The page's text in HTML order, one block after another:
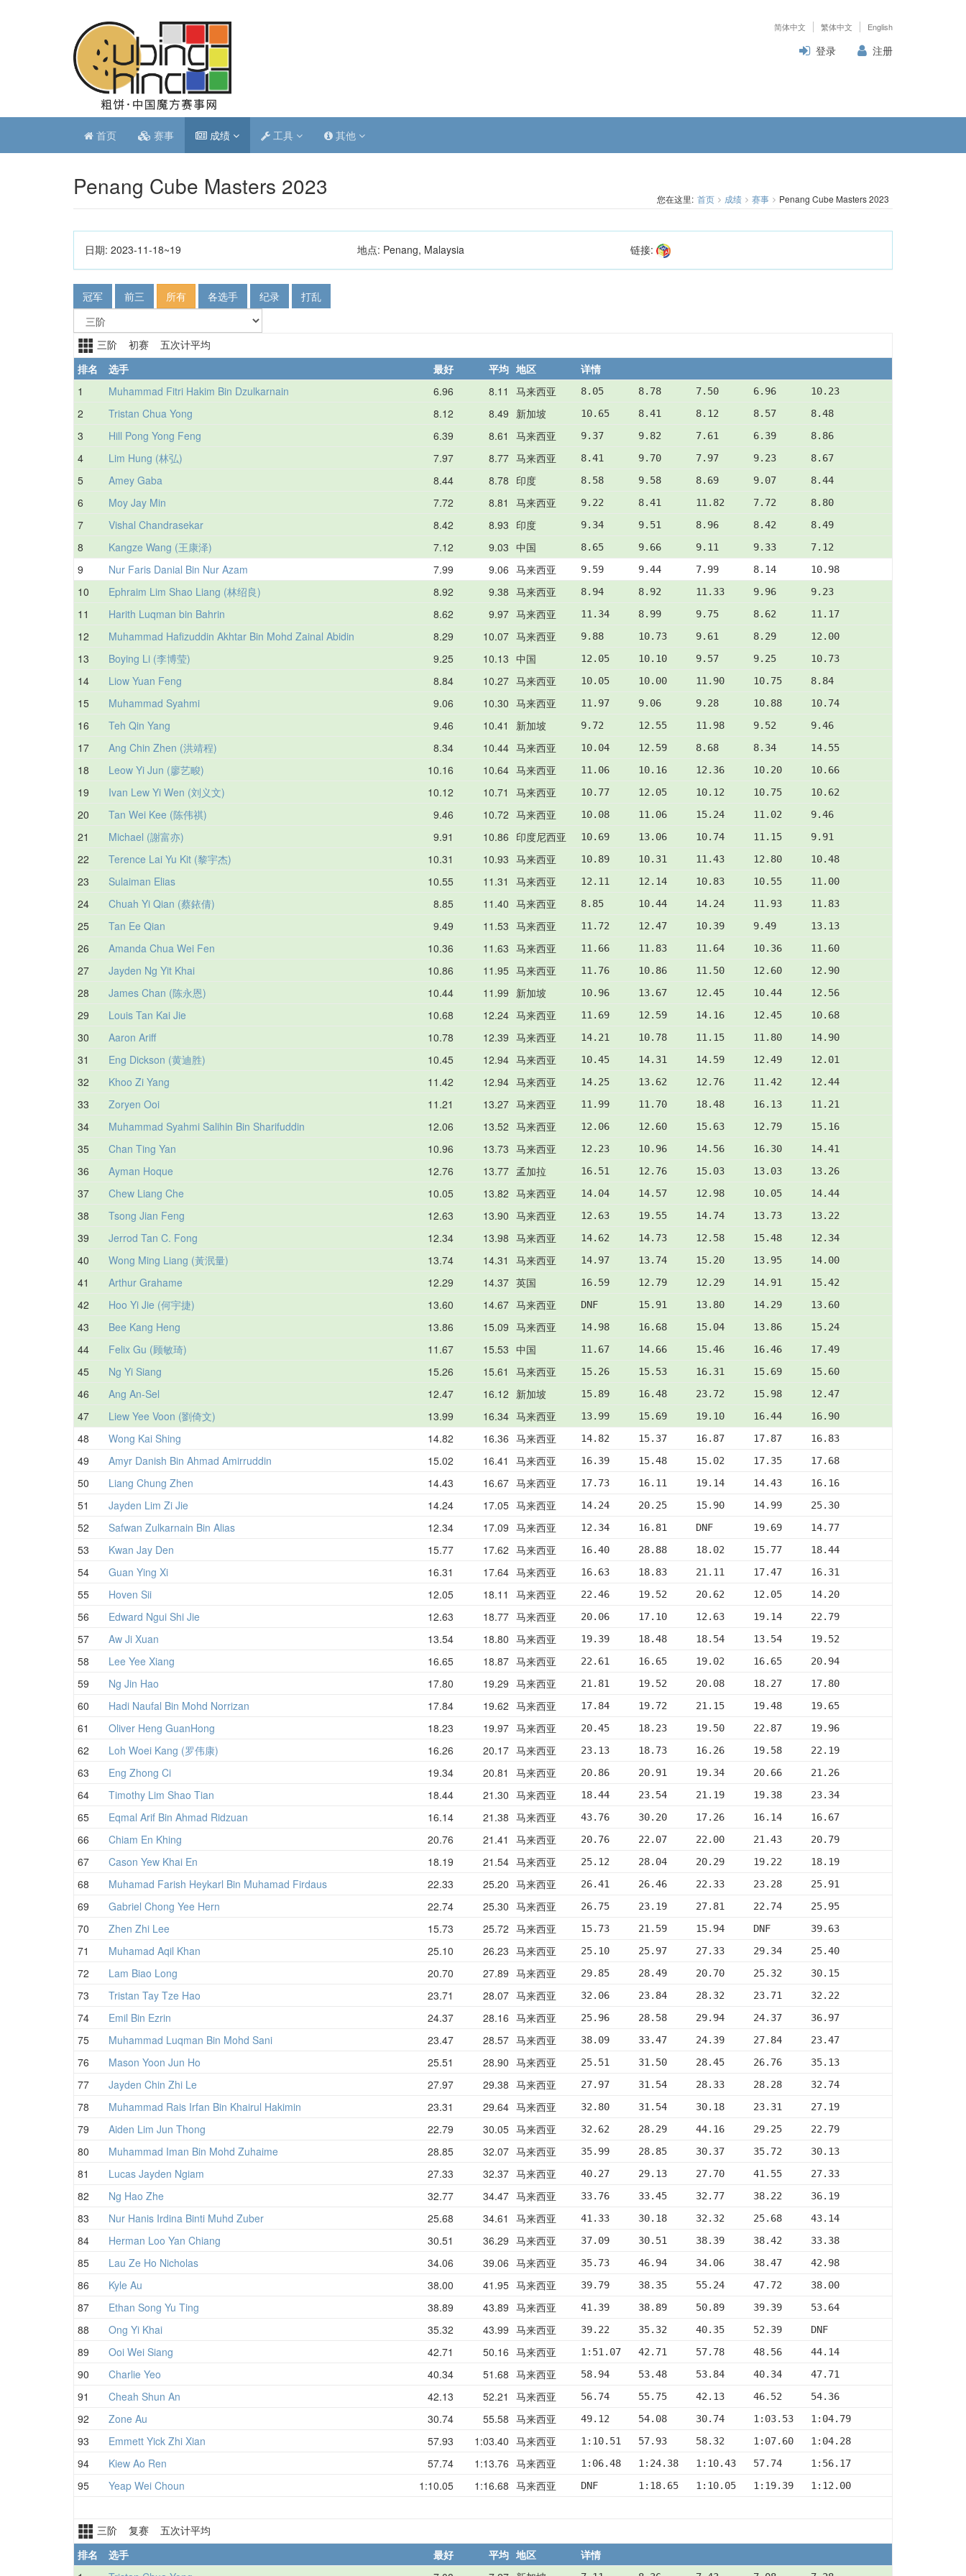
简体中文 繁体中文 English
登录 注册
首页 赛事 成绩 工具 其他
Penang Cube Masters 2023 您在这里: 首页 成绩 赛事 Penang Cube Masters 2023
日期: 2023-11-18~19 地点: Penang, Malaysia 链接:
冠军 前三 所有 各选手 纪录 打乱
三阶 初赛 五次计平均
排名
选手 最好 平均 地区
详情
1
Muhammad Fitri Hakim Bin Dzulkarnain 6.96 8.11 马来西亚 8.05      8.78      7.50      6.96      10.23
2 Tristan Chua Yong 8.12 8.49 新加坡 10.65     8.41      8.12      8.57      8.48
3 Hill Pong Yong Feng 6.39 8.61 马来西亚 9.37      9.82      7.61      6.39      8.86
4 Lim Hung (林弘) 7.97 8.77 马来西亚 8.41      9.70      7.97      9.23      8.67
5 Amey Gaba 8.44 8.78 印度 8.58      9.58      8.69      9.07      8.44
6 Moy Jay Min 7.72 8.81 马来西亚 9.22      8.41      11.82     7.72      8.80
7 Vishal Chandrasekar 8.42 8.93 印度 9.34      9.51      8.96      8.42      8.49
8 Kangze Wang (王康泽) 7.12 9.03 中国 8.65      9.66      9.11      9.33      7.12
9 Nur Faris Danial Bin Nur Azam 7.99 9.06 马来西亚 9.59      9.44      7.99      8.14      10.98
10 Ephraim Lim Shao Liang (林绍良) 8.92 9.38 马来西亚 8.94      8.92      11.33     9.96      9.23
11 Harith Luqman bin Bahrin 8.62 9.97 马来西亚 11.34     8.99      9.75      8.62      11.17
12 Muhammad Hafizuddin Akhtar Bin Mohd Zainal Abidin 8.29 10.07 马来西亚 9.88      10.73     9.61      8.29      12.00
13 Boying Li (李博莹) 9.25 10.13 中国 12.05     10.10     9.57      9.25      10.73
14 Liow Yuan Feng 8.84 10.27 马来西亚 10.05     10.00     11.90     10.75     8.84
15 Muhammad Syahmi 9.06 10.30 马来西亚 11.97     9.06      9.28      10.88     10.74
16 Teh Qin Yang 9.46 10.41 新加坡 9.72      12.55     11.98     9.52      9.46
17 Ang Chin Zhen (洪靖程) 8.34 10.44 马来西亚 10.04     12.59     8.68      8.34      14.55
18 Leow Yi Jun (廖艺畯) 10.16 10.64 马来西亚 11.06     10.16     12.36     10.20     10.66
19 Ivan Lew Yi Wen (刘义文) 10.12 10.71 马来西亚 10.77     12.05     10.12     10.75     10.62
20 Tan Wei Kee (陈伟祺) 9.46 10.72 马来西亚 10.08     11.06     15.24     11.02     9.46
21 Michael (謝富亦) 9.91 10.86 印度尼西亚 10.69     13.06     10.74     11.15     9.91
22 Terence Lai Yu Kit (黎宇杰) 10.31 10.93 马来西亚 10.89     10.31     11.43     12.80     10.48
23 Sulaiman Elias 10.55 11.31 马来西亚 12.11     12.14     10.83     10.55     11.00
24 Chuah Yi Qian (蔡銥倩) 8.85 11.40 马来西亚 8.85      10.44     14.24     11.93     11.83
25 Tan Ee Qian 9.49 11.53 马来西亚 11.72     12.47     10.39     9.49      13.13
26 Amanda Chua Wei Fen 10.36 11.63 马来西亚 11.66     11.83     11.64     10.36     11.60
27 Jayden Ng Yit Khai 10.86 11.95 马来西亚 11.76     10.86     11.50     12.60     12.90
28 James Chan (陈永恩) 10.44 11.99 新加坡 10.96     13.67     12.45     10.44     12.56
29 Louis Tan Kai Jie 10.68 12.24 马来西亚 11.69     12.59     14.16     12.45     10.68
30 Aaron Ariff 10.78 12.39 马来西亚 14.21     10.78     11.15     11.80     14.90
31 Eng Dickson (黄迪胜) 10.45 12.94 马来西亚 10.45     14.31     14.59     12.49     12.01
32 Khoo Zi Yang 11.42 12.94 马来西亚 14.25     13.62     12.76     11.42     12.44
33 Zoryen Ooi 11.21 13.27 马来西亚 11.99     11.70     18.48     16.13     11.21
34 Muhammad Syahmi Salihin Bin Sharifuddin 12.06 13.52 马来西亚 12.06     12.60     15.63     12.79     15.16
35 Chan Ting Yan 10.96 13.73 马来西亚 12.23     10.96     14.56     16.30     14.41
36 Ayman Hoque 12.76 13.77 孟加拉 16.51     12.76     15.03     13.03     13.26
37 Chew Liang Che 10.05 13.82 马来西亚 14.04     14.57     12.98     10.05     14.44
38 Tsong Jian Feng 12.63 13.90 马来西亚 12.63     19.55     14.74     13.73     13.22
39 Jerrod Tan C. Fong 12.34 13.98 马来西亚 14.62     14.73     12.58     15.48     12.34
40 Wong Ming Liang (黃泯量) 13.74 14.31 马来西亚 14.97     13.74     15.20     13.95     14.00
41 Arthur Grahame 12.29 14.37 英国 16.59     12.79     12.29     14.91     15.42
42 Hoo Yi Jie (何宇捷) 13.60 14.67 马来西亚 DNF       15.91     13.80     14.29     13.60
43 Bee Kang Heng 13.86 15.09 马来西亚 14.98     16.68     15.04     13.86     15.24
44 Felix Gu (顾敏琦) 11.67 15.53 中国 11.67     14.66     15.46     16.46     17.49
45 Ng Yi Siang 15.26 15.61 马来西亚 15.26     15.53     16.31     15.69     15.60
46 Ang An-Sel 12.47 16.12 新加坡 15.89     16.48     23.72     15.98     12.47
47 Liew Yee Voon (劉倚文) 13.99 16.34 马来西亚 13.99     15.69     19.10     16.44     16.90
48 Wong Kai Shing 14.82 16.36 马来西亚 14.82     15.37     16.87     17.87     16.83
49 Amyr Danish Bin Ahmad Amirruddin 15.02 16.41 马来西亚 16.39     15.48     15.02     17.35     17.68
50 Liang Chung Zhen 14.43 16.67 马来西亚 17.73     16.11     19.14     14.43     16.16
51 Jayden Lim Zi Jie 14.24 17.05 马来西亚 14.24     20.25     15.90     14.99     25.30
52 Safwan Zulkarnain Bin Alias 12.34 17.09 马来西亚 12.34     16.81     DNF       19.69     14.77
53 Kwan Jay Den 15.77 17.62 马来西亚 16.40     28.88     18.02     15.77     18.44
54 Guan Ying Xi 16.31 17.64 马来西亚 16.63     18.83     21.11     17.47     16.31
55 Hoven Sii 12.05 18.11 马来西亚 22.46     19.52     20.62     12.05     14.20
56 Edward Ngui Shi Jie 12.63 18.77 马来西亚 20.06     17.10     12.63     19.14     22.79
57 Aw Ji Xuan 13.54 18.80 马来西亚 19.39     18.48     18.54     13.54     19.52
58 Lee Yee Xiang 16.65 18.87 马来西亚 22.61     16.65     19.02     16.65     20.94
59 Ng Jin Hao 17.80 19.29 马来西亚 21.81     19.52     20.08     18.27     17.80
60 Hadi Naufal Bin Mohd Norrizan 17.84 19.62 马来西亚 17.84     19.72     21.15     19.48     19.65
61 Oliver Heng GuanHong 18.23 19.97 马来西亚 20.45     18.23     19.50     22.87     19.96
62 Loh Woei Kang (罗伟康) 16.26 20.17 马来西亚 23.13     18.73     16.26     19.58     22.19
63 Eng Zhong Ci 19.34 20.81 马来西亚 20.86     20.91     19.34     20.66     21.26
64 Timothy Lim Shao Tian 18.44 21.30 马来西亚 18.44     23.54     21.19     19.38     23.34
65 Eqmal Arif Bin Ahmad Ridzuan 16.14 21.38 马来西亚 43.76     30.20     17.26     16.14     16.67
66 Chiam En Khing 20.76 21.41 马来西亚 20.76     22.07     22.00     21.43     20.79
67 Cason Yew Khai En 18.19 21.54 马来西亚 25.12     28.04     20.29     19.22     18.19
68 Muhamad Farish Heykarl Bin Muhamad Firdaus 22.33 25.20 马来西亚 26.41     26.46     22.33     23.28     25.91
69 Gabriel Chong Yee Hern 22.74 25.30 马来西亚 26.75     23.19     27.81     22.74     25.95
70 Zhen Zhi Lee 15.73 25.72 马来西亚 15.73     21.59     15.94     DNF       39.63
71 Muhamad Aqil Khan 25.10 26.23 马来西亚 25.10     25.97     27.33     29.34     25.40
72 Lam Biao Long 20.70 27.89 马来西亚 29.85     28.49     20.70     25.32     30.15
73 Tristan Tay Tze Hao 23.71 28.07 马来西亚 32.06     23.84     28.32     23.71     32.22
74 Emil Bin Ezrin 24.37 28.16 马来西亚 25.96     28.58     29.94     24.37     36.97
75 Muhammad Luqman Bin Mohd Sani 23.47 28.57 马来西亚 38.09     33.47     24.39     27.84     23.47
76 Mason Yoon Jun Ho 25.51 28.90 马来西亚 25.51     31.50     28.45     26.76     35.13
77 Jayden Chin Zhi Le 27.97 29.38 马来西亚 27.97     31.54     28.33     28.28     32.74
78 Muhammad Rais Irfan Bin Khairul Hakimin 23.31 29.64 马来西亚 32.80     31.54     30.18     23.31     27.19
79 Aiden Lim Jun Thong 22.79 30.05 马来西亚 32.62     28.29     44.16     29.25     22.79
80 Muhammad Iman Bin Mohd Zuhaime 28.85 32.07 马来西亚 35.99     28.85     30.37     35.72     30.13
81 Lucas Jayden Ngiam 27.33 32.37 马来西亚 40.27     29.13     27.70     41.55     27.33
82 Ng Hao Zhe 32.77 34.47 马来西亚 33.76     33.45     32.77     38.22     36.19
83 Nur Hanis Irdina Binti Muhd Zuber 25.68 34.61 马来西亚 41.33     30.18     32.32     25.68     43.14
84 Herman Loo Yan Chiang 30.51 36.29 马来西亚 37.09     30.51     38.39     38.42     33.38
85 Lau Ze Ho Nicholas 34.06 39.06 马来西亚 35.73     46.94     34.06     38.47     42.98
86 Kyle Au 38.00 41.95 马来西亚 39.79     38.35     55.24     47.72     38.00
87 Ethan Song Yu Ting 38.89 43.89 马来西亚 41.39     38.89     50.89     39.39     53.64
88 Ong Yi Khai 35.32 43.99 马来西亚 39.22     35.32     40.35     52.39     DNF
89 Ooi Wei Siang 42.71 50.16 马来西亚 1:51.07   42.71     57.78     48.56     44.14
90 Charlie Yeo 40.34 51.68 马来西亚 58.94     53.48     53.84     40.34     47.71
91 Cheah Shun An 42.13 52.21 马来西亚 56.74     55.75     42.13     46.52     54.36
92 Zone Au 30.74 55.58 马来西亚 49.12     54.08     30.74     1:03.53   1:04.79
93 Emmett Yick Zhi Xian 57.93 1:03.40 马来西亚 1:10.51   57.93     58.32     1:07.60   1:04.28
94 Kiew Ao Ren 57.74 1:13.76 马来西亚 1:06.48   1:24.38   1:10.43   57.74     1:56.17
95 Yeap Wei Choun 1:10.05 1:16.68 马来西亚 DNF       1:18.65   1:10.05   1:19.39   1:12.00
三阶 复赛 五次计平均
排名
选手 最好 平均 地区
详情